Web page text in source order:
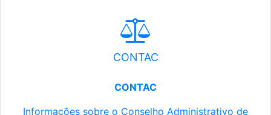
CONTAC
CONTAC
Informações sobre o Conselho Administrativo de